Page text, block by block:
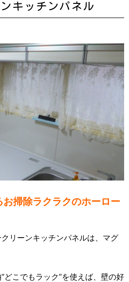
キッチンパネル
掃除ラクラクのホーロー
リーンキッチンパネルは、マグ
どこでもラック”を使えば、壁の好